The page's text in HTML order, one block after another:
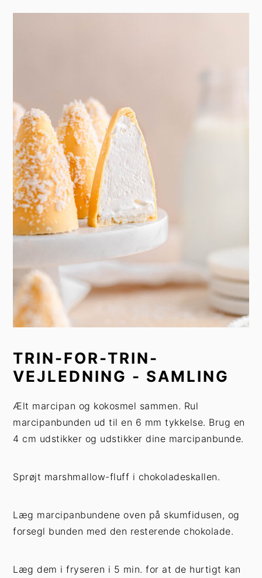
TRIN-FOR-TRIN-
VEJLEDNING - SAMLING
Ælt marcipan og kokosmel sammen. Rul
marcipanbunden ud til en 6 mm tykkelse. Brug en
4 cm udstikker og udstikker dine marcipanbunde.
Sprøjt marshmallow-fluff i chokoladeskallen.
Læg marcipanbundene oven på skumfidusen, og
forsegl bunden med den resterende chokolade.
Læg dem i fryseren i 5 min. for at de hurtigt kan